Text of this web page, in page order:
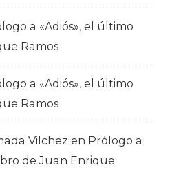
a «Adiós», el último
Ramos
a «Adiós», el último
Ramos
Vilchez en Prólogo a
de Juan Enrique